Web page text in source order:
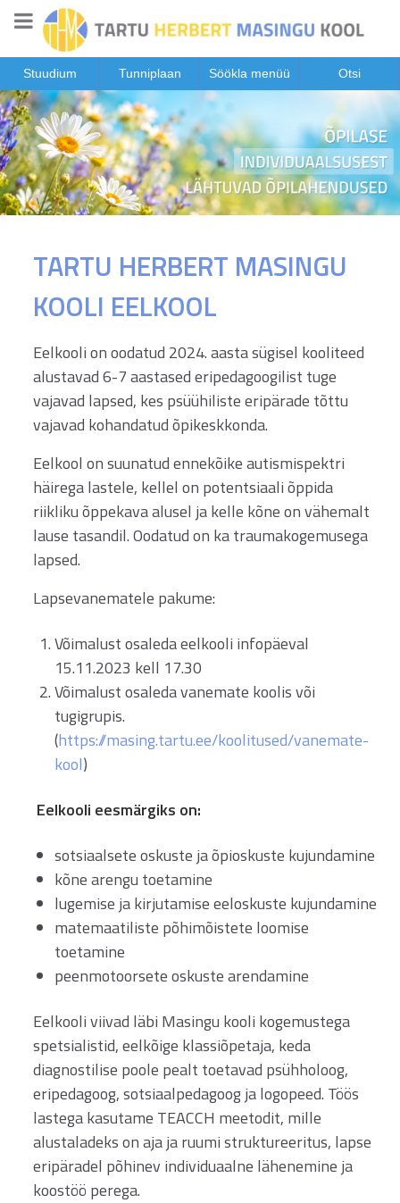
Stuudium Tunniplaan Söökla menüü Otsi
TARTU HERBERT MASINGU
KOOLI EELKOOL
Eelkooli on oodatud 2024. aasta sügisel kooliteed
alustavad 6-7 aastased eripedagoogilist tuge
vajavad lapsed, kes psüühiliste eripärade tõttu
vajavad kohandatud õpikeskkonda.
Eelkool on suunatud ennekõike autismispektri
häirega lastele, kellel on potentsiaali õppida
riikliku õppekava alusel ja kelle kõne on vähemalt
lause tasandil. Oodatud on ka traumakogemusega
lapsed.
Lapsevanematele pakume:
Võimalust osaleda eelkooli infopäeval
15.11.2023 kell 17.30
Võimalust osaleda vanemate koolis või
tugigrupis.
(https://masing.tartu.ee/koolitused/vanemate-
kool)
Eelkooli eesmärgiks on:
sotsiaalsete oskuste ja õpioskuste kujundamine
kõne arengu toetamine
lugemise ja kirjutamise eeloskuste kujundamine
matemaatiliste põhimõistete loomise
toetamine
peenmotoorsete oskuste arendamine
Eelkooli viivad läbi Masingu kooli kogemustega
spetsialistid, eelkõige klassiõpetaja, keda
diagnostilise poole pealt toetavad psühholoog,
eripedagoog, sotsiaalpedagoog ja logopeed. Töös
lastega kasutame TEACCH meetodit, mille
alustaladeks on aja ja ruumi struktureeritus, lapse
eripäradel põhinev individuaalne lähenemine ja
koostöö perega.